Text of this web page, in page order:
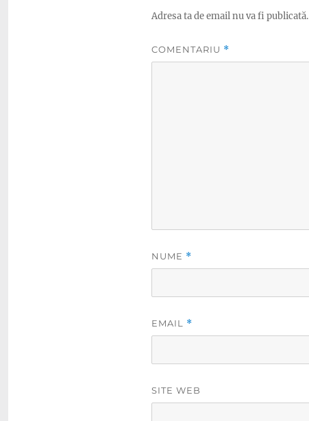
Adresa ta de email nu va fi publicată.
COMENTARIU *
NUME *
EMAIL *
SITE WEB